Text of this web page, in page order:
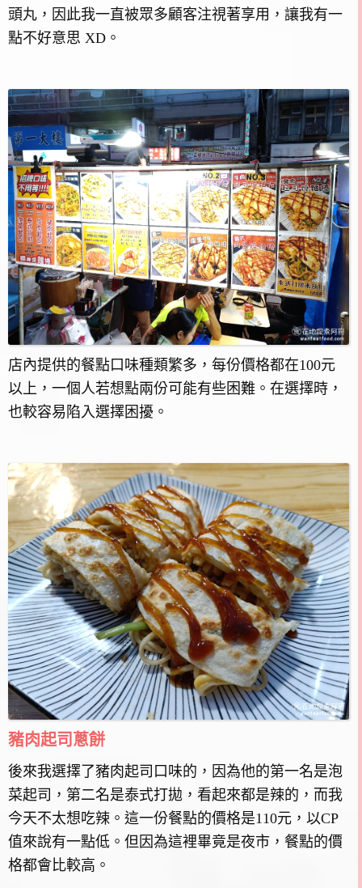
頭丸，因此我一直被眾多顧客注視著享用，讓我有一
點不好意思 XD。
店內提供的餐點口味種類繁多，每份價格都在100元
以上，一個人若想點兩份可能有些困難。在選擇時，
也較容易陷入選擇困擾。
豬肉起司蔥餅
後來我選擇了豬肉起司口味的，因為他的第一名是泡
菜起司，第二名是泰式打拋，看起來都是辣的，而我
今天不太想吃辣。這一份餐點的價格是110元，以CP
值來說有一點低。但因為這裡畢竟是夜市，餐點的價
格都會比較高。